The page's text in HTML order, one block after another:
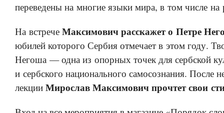
переведены на многие языки мира, в том числе на
На встрече Максимович расскажет о Петре
юбилей которого Сербия отмечает в этом году.
Негоша — одна из опорных точек для сербской
и сербского национального самосознания. После
лекции Мирослав Максимович прочтет свои